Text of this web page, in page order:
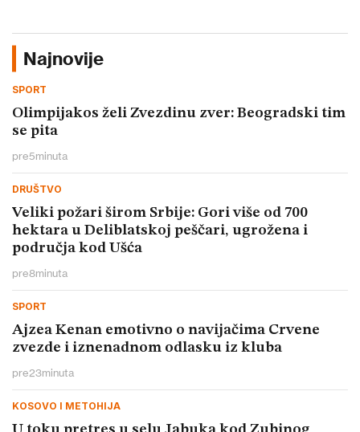
Najnovije
SPORT
Olimpijakos želi Zvezdinu zver: Beogradski tim
se pita
pre5minuta
DRUŠTVO
Veliki požari širom Srbije: Gori više od 700
hektara u Deliblatskoj peščari, ugrožena i
područja kod Ušća
pre8minuta
SPORT
Ajzea Kenan emotivno o navijačima Crvene
zvezde i iznenadnom odlasku iz kluba
pre23minuta
KOSOVO I METOHIJA